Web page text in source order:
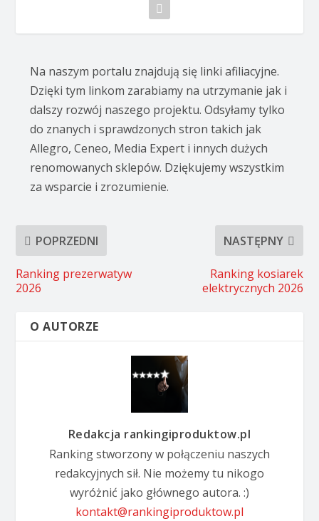
Na naszym portalu znajdują się linki afiliacyjne.
Dzięki tym linkom zarabiamy na utrzymanie jak i
dalszy rozwój naszego projektu. Odsyłamy tylko
do znanych i sprawdzonych stron takich jak
Allegro, Ceneo, Media Expert i innych dużych
renomowanych sklepów. Dziękujemy wszystkim
za wsparcie i zrozumienie.
POPRZEDNI
Ranking prezerwatyw
2026
NASTĘPNY
Ranking kosiarek
elektrycznych 2026
O AUTORZE
Redakcja rankingiproduktow.pl
Ranking stworzony w połączeniu naszych
redakcyjnych sił. Nie możemy tu nikogo
wyróżnić jako głównego autora. :)
kontakt@rankingiproduktow.pl